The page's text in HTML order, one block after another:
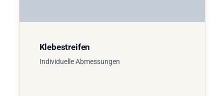
Klebestreifen
Individuelle Abmessungen